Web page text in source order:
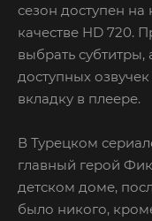
сезон доступен
качестве HD 720.
выбрать
доступных
вкладку в плеере.
В Турецком
главный герой
детском доме,
было никого,